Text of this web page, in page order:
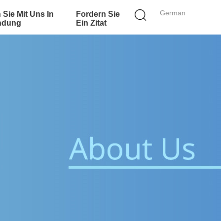
German
Sie Mit Uns In
Fordern Sie
Ein Zitat